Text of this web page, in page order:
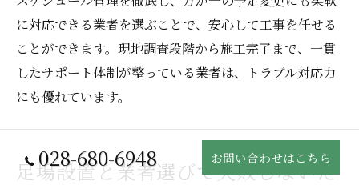
に対応できる業者を選ぶことで、安心して工事を任せる
ことができます。現地調査段階から施工完了まで、一貫
したサポート体制が整っている業者は、トラブル対応力
にも優れています。
足場設置と業者選びで失敗しないた
028-680-6948 お問い合わせはこちら